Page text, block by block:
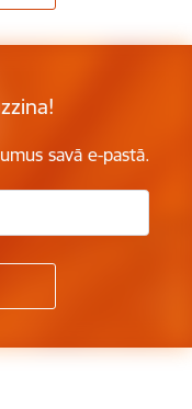
savā e-pastā.